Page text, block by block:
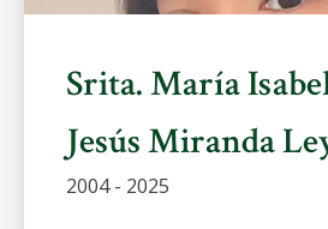
Srita. María
Jesús Miranda
2004 - 2025